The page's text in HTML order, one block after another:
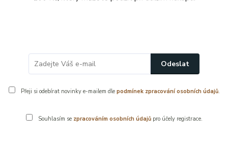
uživatelského účtu
se zpracováním osobních
tímto souhlas, aby společnost Vybaveni-dekorace,
Odeslat
Přeji si odebírat novinky e-mailem dle podmínek zpracování osobních údajů.
Souhlasím se zpracováním osobních údajůpro účely registrace.